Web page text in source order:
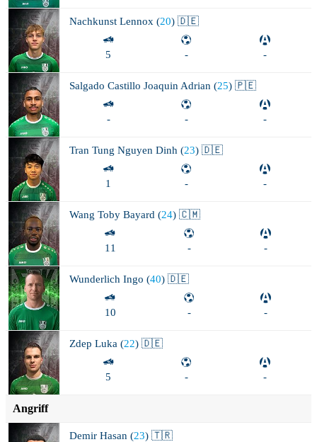
Nachkunst Lennox (20) 🇩🇪
5 - -
Salgado Castillo Joaquin Adrian (25) 🇵🇪
- - -
Tran Tung Nguyen Dinh (23) 🇩🇪
1 - -
Wang Toby Bayard (24) 🇨🇲
11 - -
Wunderlich Ingo (40) 🇩🇪
10 - -
Zdep Luka (22) 🇩🇪
5 - -
Angriff
Demir Hasan (23) 🇹🇷